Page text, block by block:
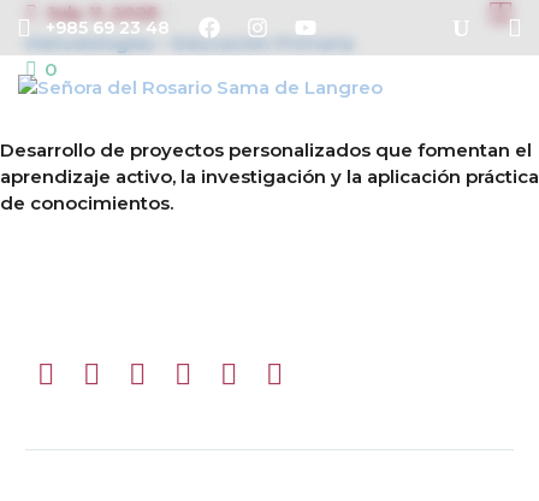
+985 69 23 48 
July 11, 2025
Metodologías – Educación Primaria
0
Desarrollo de proyectos personalizados que fomentan el
aprendizaje activo, la investigación y la aplicación práctica
de conocimientos.